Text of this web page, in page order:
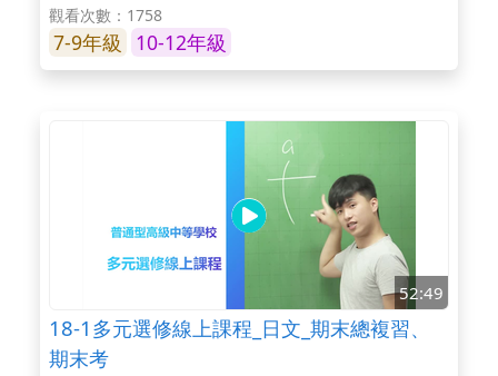
觀看次數：1758
7-9年級 10-12年級
52:49
18-1多元選修線上課程_日文_期末總複習、
期末考